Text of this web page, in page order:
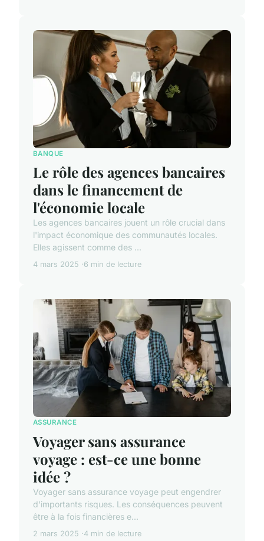
BANQUE
Le rôle des agences bancaires
dans le financement de
l'économie locale
Les agences bancaires jouent un rôle crucial dans
l'impact économique des communautés locales.
Elles agissent comme des ...
4 mars 2025 6 min de lecture
ASSURANCE
Voyager sans assurance
voyage : est-ce une bonne
idée ?
Voyager sans assurance voyage peut engendrer
d'importants risques. Les conséquences peuvent
être à la fois financières e...
2 mars 2025 4 min de lecture